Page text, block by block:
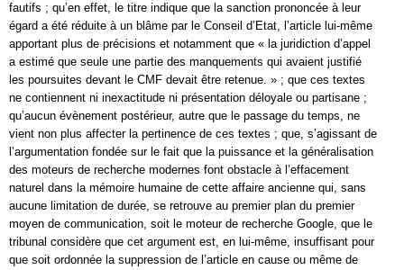
fautifs ; qu’en effet, le titre indique que la sanction prononcée à leur
égard a été réduite à un blâme par le Conseil d’Etat, l’article lui-même
apportant plus de précisions et notamment que « la juridiction d’appel
a estimé que seule une partie des manquements qui avaient justifié
les poursuites devant le CMF devait être retenue. » ; que ces textes
ne contiennent ni inexactitude ni présentation déloyale ou partisane ;
qu’aucun évènement postérieur, autre que le passage du temps, ne
vient non plus affecter la pertinence de ces textes ; que, s’agissant de
l’argumentation fondée sur le fait que la puissance et la généralisation
des moteurs de recherche modernes font obstacle à l’effacement
naturel dans la mémoire humaine de cette affaire ancienne qui, sans
aucune limitation de durée, se retrouve au premier plan du premier
moyen de communication, soit le moteur de recherche Google, que le
tribunal considère que cet argument est, en lui-même, insuffisant pour
que soit ordonnée la suppression de l’article en cause ou même de